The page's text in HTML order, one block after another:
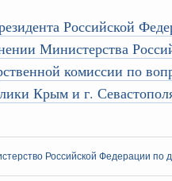
Российской
Министерства
комиссии по
Крым и г.
Российской Федерации по